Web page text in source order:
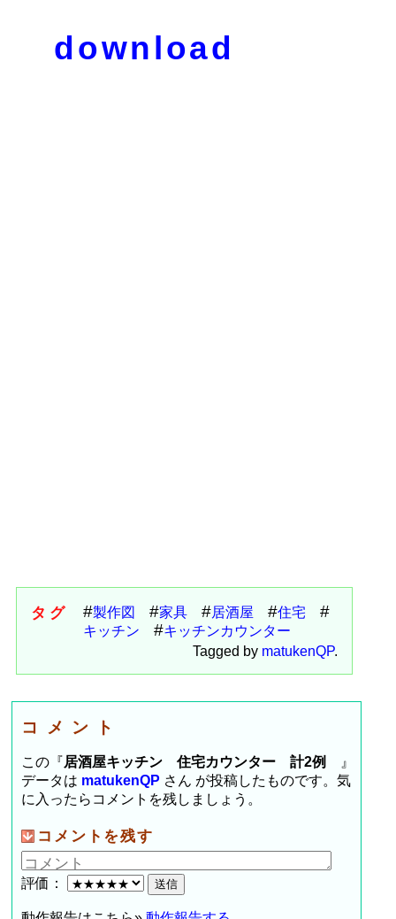
download
タグ 製作図 家具 居酒屋
住宅
キッチン
キッチンカウンター
Tagged by matukenQP.
コメント
この『居酒屋キッチン 住宅カウンター 計2例
』
データは matukenQP さん が投稿したものです。気
に入ったらコメントを残しましょう。
コメントを残す
評価：